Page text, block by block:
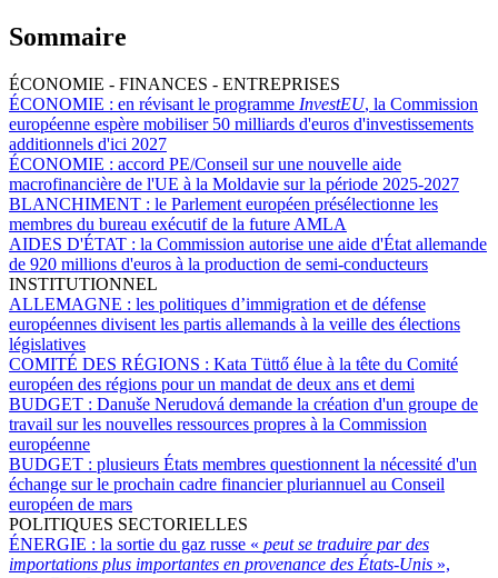
Sommaire
ÉCONOMIE - FINANCES - ENTREPRISES
ÉCONOMIE : en révisant le programme InvestEU, la Commission
européenne espère mobiliser 50 milliards d'euros d'investissements
additionnels d'ici 2027
ÉCONOMIE : accord PE/Conseil sur une nouvelle aide
macrofinancière de l'UE à la Moldavie sur la période 2025-2027
BLANCHIMENT : le Parlement européen présélectionne les
membres du bureau exécutif de la future AMLA
AIDES D'ÉTAT : la Commission autorise une aide d'État allemande
de 920 millions d'euros à la production de semi-conducteurs
INSTITUTIONNEL
ALLEMAGNE : les politiques d’immigration et de défense
européennes divisent les partis allemands à la veille des élections
législatives
COMITÉ DES RÉGIONS : Kata Tüttő élue à la tête du Comité
européen des régions pour un mandat de deux ans et demi
BUDGET : Danuše Nerudová demande la création d'un groupe de
travail sur les nouvelles ressources propres à la Commission
européenne
BUDGET : plusieurs États membres questionnent la nécessité d'un
échange sur le prochain cadre financier pluriannuel au Conseil
européen de mars
POLITIQUES SECTORIELLES
ÉNERGIE : la sortie du gaz russe « peut se traduire par des
importations plus importantes en provenance des États-Unis »,